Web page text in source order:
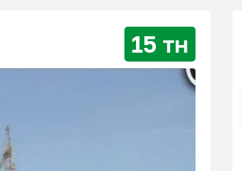
15 тн